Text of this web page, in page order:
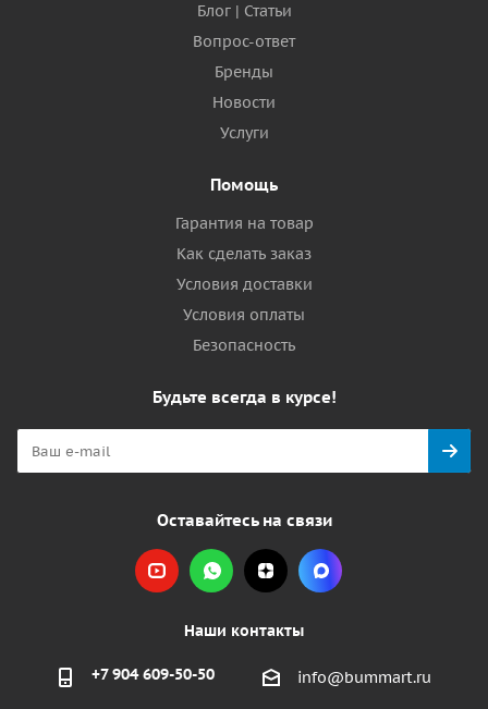
Блог | Статьи
Вопрос-ответ
Бренды
Новости
Услуги
Помощь
Гарантия на товар
Как сделать заказ
Условия доставки
Условия оплаты
Безопасность
Будьте всегда в курсе!
Оставайтесь на связи
Наши контакты
+7 904 609-50-50 info@bummart.ru